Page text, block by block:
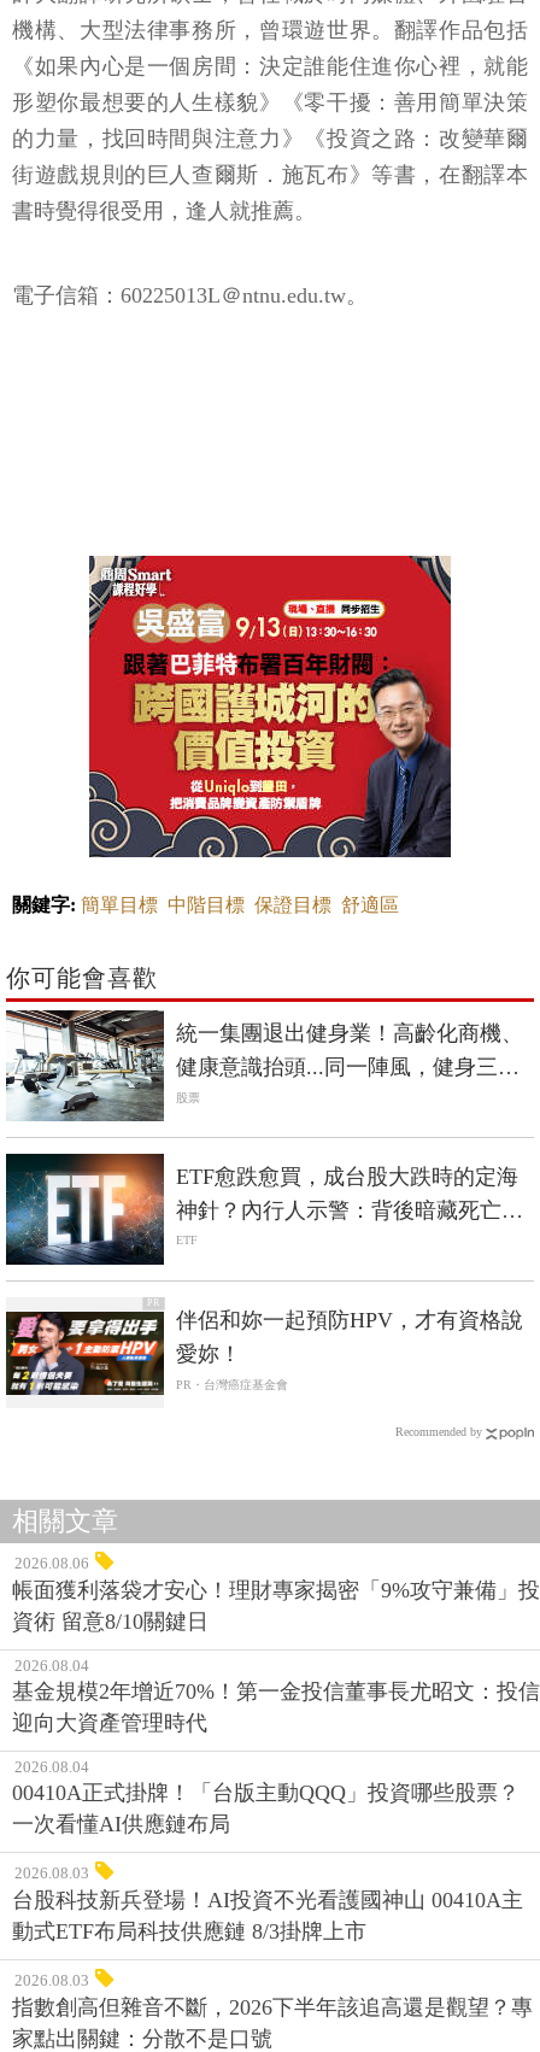
機構、大型法律事務所，曾環遊世界。翻譯作品包括
《如果內心是一個房間：決定誰能住進你心裡，就能
形塑你最想要的人生樣貌》《零干擾：善用簡單決策
的力量，找回時間與注意力》《投資之路：改變華爾
街遊戲規則的巨人查爾斯．施瓦布》等書，在翻譯本
書時覺得很受用，逢人就推薦。
電子信箱：60225013L＠ntnu.edu.tw。
關鍵字: 簡單目標 中階目標 保證目標 舒適區
你可能會喜歡
統一集團退出健身業！高齡化商機、
健康意識抬頭...同一陣風，健身三巨
頭命運大不同？
股票
ETF愈跌愈買，成台股大跌時的定海
神針？內行人示警：背後暗藏死亡螺
旋風險
ETF
PR
伴侶和妳一起預防HPV，才有資格說
愛妳！
PR・台灣癌症基金會
Recommended by
相關文章
2026.08.06
帳面獲利落袋才安心！理財專家揭密「9%攻守兼備」投
資術 留意8/10關鍵日
2026.08.04
基金規模2年增近70%！第一金投信董事長尤昭文：投信
迎向大資產管理時代
2026.08.04
00410A正式掛牌！「台版主動QQQ」投資哪些股票？
一次看懂AI供應鏈布局
2026.08.03
台股科技新兵登場！AI投資不光看護國神山 00410A主
動式ETF布局科技供應鏈 8/3掛牌上市
2026.08.03
指數創高但雜音不斷，2026下半年該追高還是觀望？專
家點出關鍵：分散不是口號